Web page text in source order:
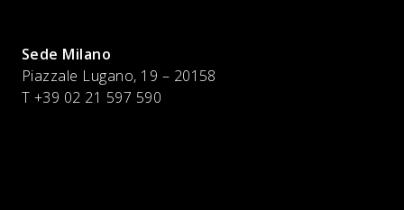
Sede Milano
Piazzale Lugano, 19 – 20158
T +39 02 21 597 590